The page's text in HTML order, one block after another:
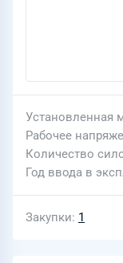
Установленная
Рабочее
Количество
Год ввода в
Закупки 1